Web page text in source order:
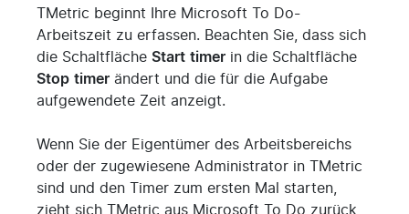
TMetric beginnt Ihre Microsoft To Do-
Arbeitszeit zu erfassen. Beachten Sie, dass sich
die Schaltfläche Start timer in die Schaltfläche
Stop timer ändert und die für die Aufgabe
aufgewendete Zeit anzeigt.
Wenn Sie der Eigentümer des Arbeitsbereichs
oder der zugewiesene Administrator in TMetric
sind und den Timer zum ersten Mal starten,
zieht sich TMetric aus Microsoft To Do zurück